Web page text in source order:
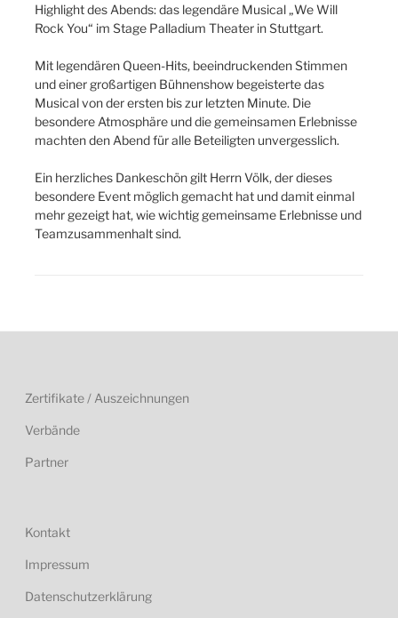
Highlight des Abends: das legendäre Musical „We Will
Rock You“ im Stage Palladium Theater in Stuttgart.
Mit legendären Queen-Hits, beeindruckenden Stimmen
und einer großartigen Bühnenshow begeisterte das
Musical von der ersten bis zur letzten Minute. Die
besondere Atmosphäre und die gemeinsamen Erlebnisse
machten den Abend für alle Beteiligten unvergesslich.
Ein herzliches Dankeschön gilt Herrn Völk, der dieses
besondere Event möglich gemacht hat und damit einmal
mehr gezeigt hat, wie wichtig gemeinsame Erlebnisse und
Teamzusammenhalt sind.
Zertifikate / Auszeichnungen
Verbände
Partner
Kontakt
Impressum
Datenschutzerklärung